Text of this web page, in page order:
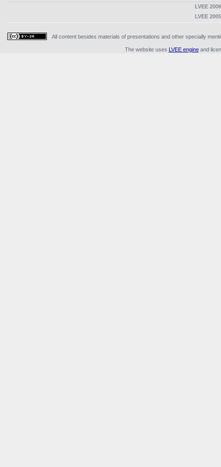
LVEE
LVEE
All content besides materials of presentations and other specially
The website uses LVEE engineand